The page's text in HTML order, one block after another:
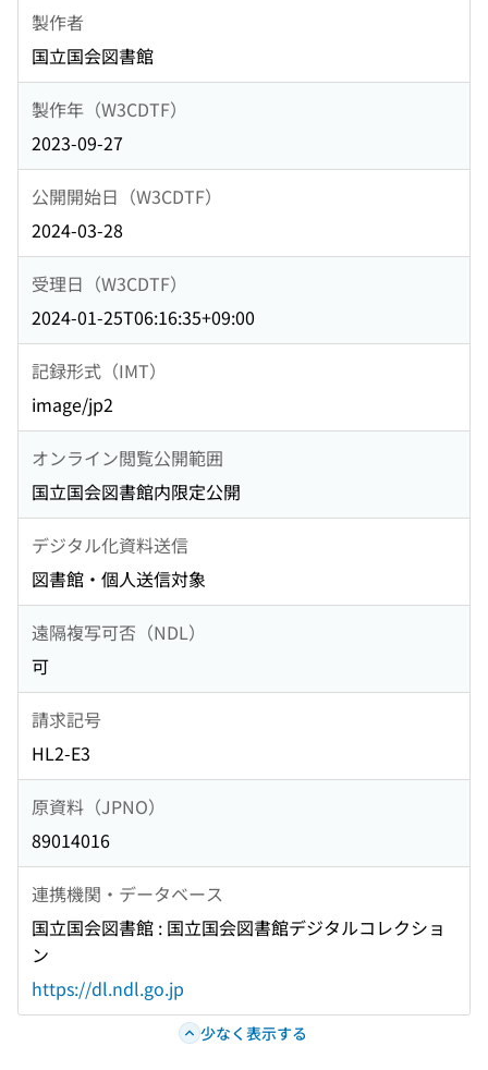
製作者
国立国会図書館
製作年（W3CDTF）
2023-09-27
公開開始日（W3CDTF）
2024-03-28
受理日（W3CDTF）
2024-01-25T06:16:35+09:00
記録形式（IMT）
image/jp2
オンライン閲覧公開範囲
国立国会図書館内限定公開
デジタル化資料送信
図書館・個人送信対象
遠隔複写可否（NDL）
可
請求記号
HL2-E3
原資料（JPNO）
89014016
連携機関・データベース
国立国会図書館 : 国立国会図書館デジタルコレクショ
ン
https://dl.ndl.go.jp
少なく表示する